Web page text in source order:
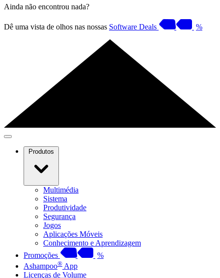
Ainda não encontrou nada?
Dê uma vista de olhos nas nossas Software Deals %
Produtos
Multimédia
Sistema
Produtividade
Segurança
Jogos
Aplicações Móveis
Conhecimento e Aprendizagem
Promoções
%
Ashampoo® App
Licenças de Volume